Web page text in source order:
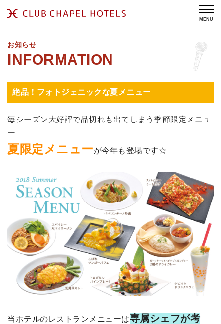
MENU
お知らせ
絶品！フォトジェニックな夏メニュー
毎シーズン大好評で品切れも出てしまう季節限定メニュ
ー
夏限定メニューが今年も登場です☆
当ホテルのレストランメニューは専属シェフが考